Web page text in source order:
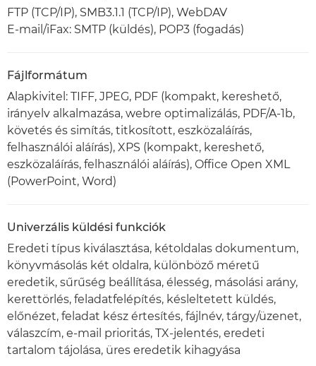
FTP (TCP/IP), SMB3.1.1 (TCP/IP), WebDAV
E-mail/iFax: SMTP (küldés), POP3 (fogadás)
Fájlformátum
Alapkivitel: TIFF, JPEG, PDF (kompakt, kereshető,
irányelv alkalmazása, webre optimalizálás, PDF/A-1b,
követés és simítás, titkosított, eszközaláírás,
felhasználói aláírás), XPS (kompakt, kereshető,
eszközaláírás, felhasználói aláírás), Office Open XML
(PowerPoint, Word)
Univerzális küldési funkciók
Eredeti típus kiválasztása, kétoldalas dokumentum,
könyvmásolás két oldalra, különböző méretű
eredetik, sűrűség beállítása, élesség, másolási arány,
kerettörlés, feladatfelépítés, késleltetett küldés,
előnézet, feladat kész értesítés, fájlnév, tárgy/üzenet,
válaszcím, e-mail prioritás, TX-jelentés, eredeti
tartalom tájolása, üres eredetik kihagyása